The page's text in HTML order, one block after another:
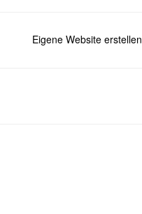
Eigene Website